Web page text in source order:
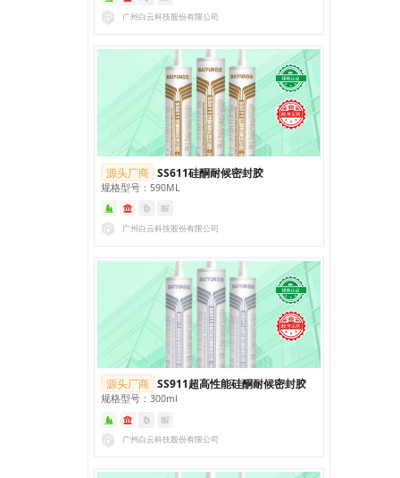
广州白云科技股份有限公司
源头厂商 SS611硅酮耐候密封胶
规格型号：590ML
广州白云科技股份有限公司
源头厂商 SS911超高性能硅酮耐候密封胶
规格型号：300ml
广州白云科技股份有限公司